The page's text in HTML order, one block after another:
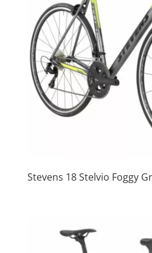
Stevens 18 Stelvio Foggy